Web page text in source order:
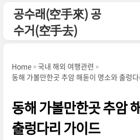
공수래(空手來) 공
수거(空手去)
Home
국내 해외 여행관련
동해 가볼만한곳 추암 해돋이 명소와 출렁
동해 가볼만한곳 추암
출렁다리 가이드